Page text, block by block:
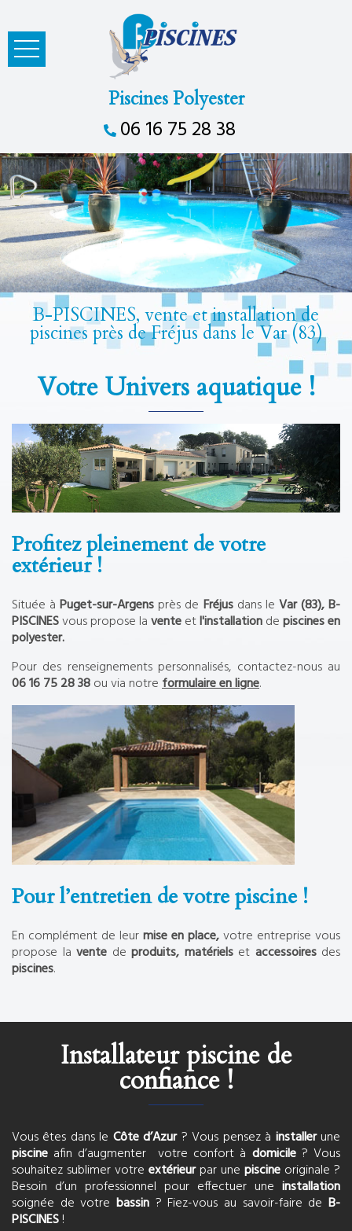
Piscines Polyester
06 16 75 28 38
B-PISCINES, vente et installation de
piscines près de Fréjus dans le Var (83)
Votre Univers aquatique !
Profitez pleinement de votre
extérieur !
Située àPuget-sur-Argens près de Fréjusdans le Var (83), B-
PISCINESvous propose laventeetl'installationdepiscines en
polyester.
Pour des renseignements personnalisés, contactez-nous au
06 16 75 28 38ou via notreformulaire en ligne.
Pour l’entretien de votre piscine !
En complément de leurmise en place,votre entreprise vous
propose la vente de produits, matérielset accessoiresdes
piscines.
Installateur piscine de
confiance !
Vous êtes dans le Côte d’Azur? Vous pensez à installerune
piscine afin d’augmenter votre confort à domicile? Vous
souhaitez sublimer votre extérieurpar une piscine originale ?
Besoin d’un professionnel pour effectuer une installation
soignée de votre bassin ? Fiez-vous au savoir-faire de B-
PISCINES!